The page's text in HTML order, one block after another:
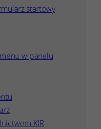
startowy
w panelu
KIR